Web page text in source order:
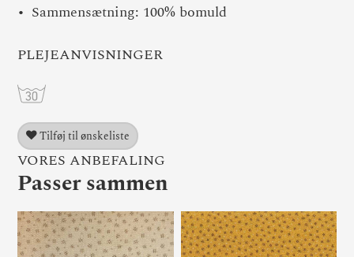
VORES ANBEFALING
Passer sammen
Bomuld "Fun in the forest"
Sammensætning: 100% bomuld
PLEJEANVISNINGER
Tilføj til ønskeliste